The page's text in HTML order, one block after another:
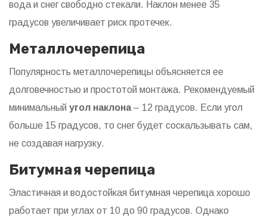
вода и снег свободно стекали. Наклон менее 35
градусов увеличивает риск протечек.
Металлочерепица
Популярность металлочерепицы объясняется ее
долговечностью и простотой монтажа. Рекомендуемый
минимальный угол наклона– 12 градусов. Если угол
больше 15 градусов, то снег будет соскальзывать сам,
не создавая нагрузку.
Битумная черепица
Эластичная и водостойкая битумная черепица хорошо
работает при углах от 10 до 90 градусов. Однако